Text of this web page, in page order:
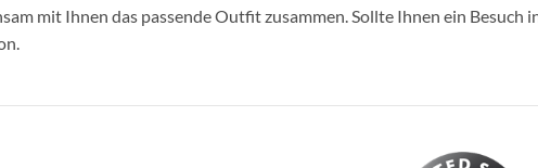
mit Ihnen das passende Outfit zusammen. Sollte Ihnen ein Besuch